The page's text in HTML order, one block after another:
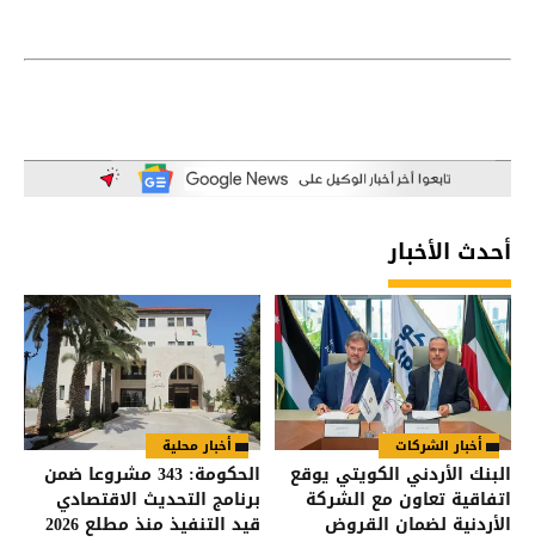
أحدث الأخبار
أخبار الشركات
البنك الأردني الكويتي يوقع
اتفاقية تعاون مع الشركة
الأردنية لضمان القروض
أخبار محلية
الحكومة: 343 مشروعا ضمن
برنامج التحديث الاقتصادي
قيد التنفيذ منذ مطلع 2026